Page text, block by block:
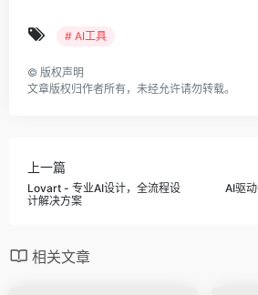
# AI工具
© 版权声明
文章版权归作者所有，未经允许请勿转载。
上一篇
Lovart - 专业AI设计，全流程设
计解决方案
AI驱
相关文章